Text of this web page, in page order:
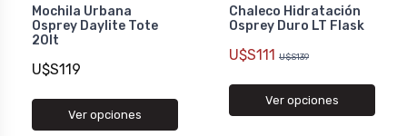
Mochila Urbana
Osprey Daylite Tote
20lt
U$S119
Ver opciones
Chaleco Hidratación
Osprey Duro LT Flask
U$S111 U$S139
Ver opciones